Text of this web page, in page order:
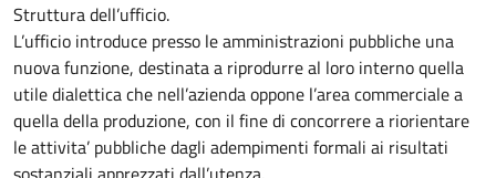
Struttura dell’ufficio.
L’ufficio introduce presso le amministrazioni pubbliche una
nuova funzione, destinata a riprodurre al loro interno quella
utile dialettica che nell’azienda oppone l’area commerciale a
quella della produzione, con il fine di concorrere a riorientare
le attivita’ pubbliche dagli adempimenti formali ai risultati